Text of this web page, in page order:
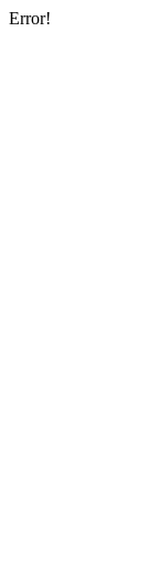
Error!